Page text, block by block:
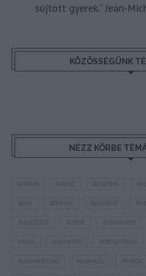
sújtott gyerek." Jean-
KÖZÖSSÉGÜNK
NÉZZ KÖRBE
AUSZTRIA
BUDAPEST
FEJLESZTÉS
KARANTÉN
MAGYARORSZÁG